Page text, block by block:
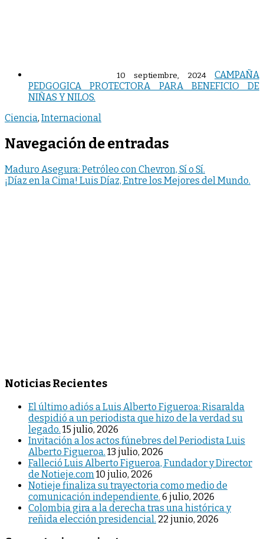
10 septiembre, 2024
CAMPAÑA
PEDGOGICA PROTECTORA PARA BENEFICIO DE
NIÑAS Y NILOS.
Ciencia, Internacional
Navegación de entradas
Maduro Asegura: Petróleo con Chevron, Sí o Sí.
¡Díaz en la Cima! Luis Díaz, Entre los Mejores del Mundo.
Noticias Recientes
El último adiós a Luis Alberto Figueroa: Risaralda
despidió a un periodista que hizo de la verdad su
legado. 15 julio, 2026
Invitación a los actos fúnebres del Periodista Luis
Alberto Figueroa. 13 julio, 2026
Falleció Luis Alberto Figueroa, Fundador y Director
de Notieje.com 10 julio, 2026
Notieje finaliza su trayectoria como medio de
comunicación independiente. 6 julio, 2026
Colombia gira a la derecha tras una histórica y
reñida elección presidencial. 22 junio, 2026